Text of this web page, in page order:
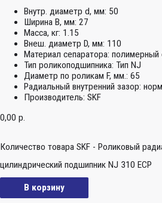
Внутр. диаметр d, мм: 50
Ширина B, мм: 27
Масса, кг: 1.15
Внеш. диаметр D, мм: 110
Материал сепаратора: полимерный
Тип роликоподшипника: Тип NJ
Диаметр по роликам F, мм.: 65
Радиальный внутренний зазор:
Производитель: SKF
0,00 р.
Количество товара SKF - Роликовый
цилиндрический подшипник NJ 310 ECP
В корзину